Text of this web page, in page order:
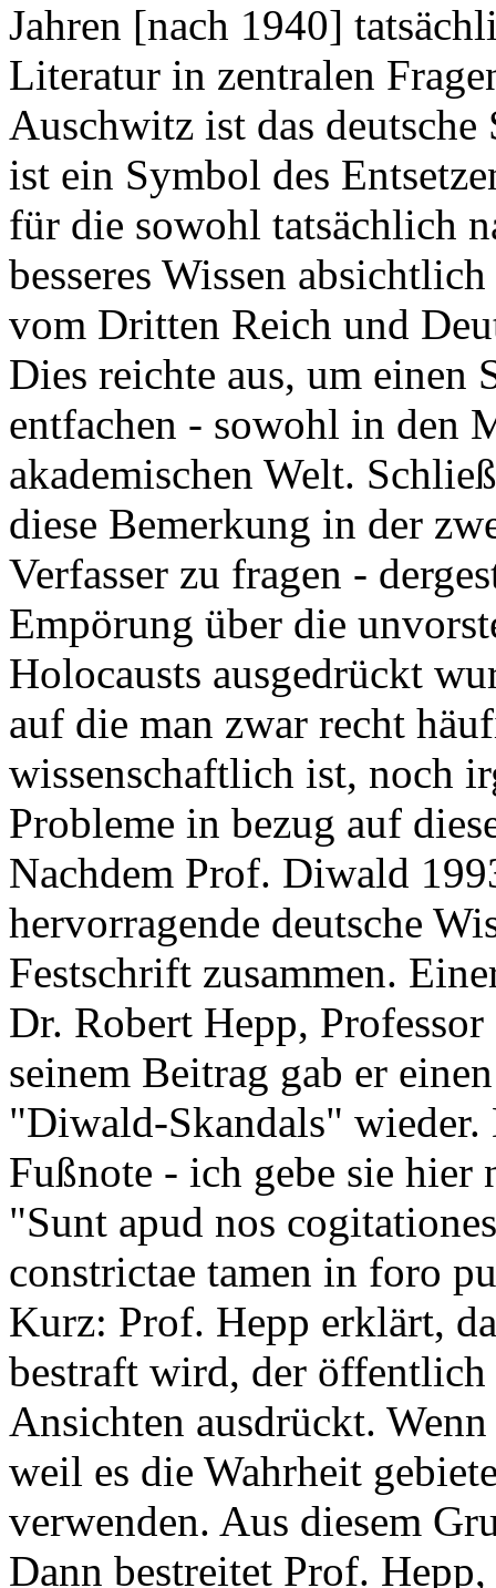
Jahren [nach 1940]
Literatur in zentralen
Auschwitz ist das deutsche
ist ein Symbol des
für die sowohl tatsächlich
besseres Wissen
vom Dritten Reich und
Dies reichte aus, um einen
entfachen - sowohl in den
akademischen Welt.
diese Bemerkung in der
Verfasser zu fragen -
Empörung über die
Holocausts ausgedrückt
auf die man zwar recht
wissenschaftlich ist, noch
Probleme in bezug auf
Nachdem Prof. Diwald
hervorragende deutsche
Festschrift zusammen.
Dr. Robert Hepp,
seinem Beitrag gab er
"Diwald-Skandals" wieder.
Fußnote - ich gebe sie hier
"Sunt apud nos
constrictae tamen in foro
Kurz: Prof. Hepp erklärt,
bestraft wird, der öffentlich
Ansichten ausdrückt.
weil es die Wahrheit
verwenden. Aus diesem
Dann bestreitet Prof.